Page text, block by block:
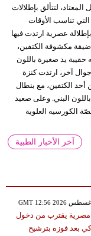
لتتألق بإطلالات
تناسب الأوقات
عصرية ارتدت فيها
مكشوفة الكتفين،
يد صغيرة باللون
آخر، ارتدت كنزة
أحد الكتفين، مع بنطال
البني. وعلى صعيد
الكورسيه العلوية
آخر الأخبار الطبية
يقترب من دخول
بعد فوزه بترشيح